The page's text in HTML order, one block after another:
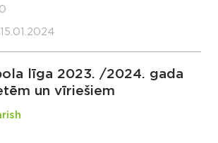
līga 2023. /2024. gada
un vīriešiem